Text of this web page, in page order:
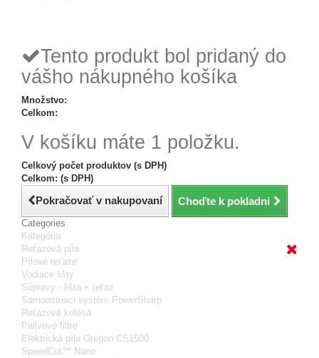
Tento produkt bol pridaný do
vášho nákupného košíka
Množstvo:
Celkom:
V košíku máte 1 položku.
Celkový počet produktov (s DPH)
Celkom: (s DPH)
Pokračovať v nakupovaní Choďte k pokladni
Categories
Kategória
Reťazová píla
Pílové reťaze
Vodiace lišty
Súpravy - lišta + reťaz
Samoostriaci systém PowerSharp
Reťazové kolesá
Palivové filtre
Elektrická píla Oregon CS1500
SpeedCut™ Nano